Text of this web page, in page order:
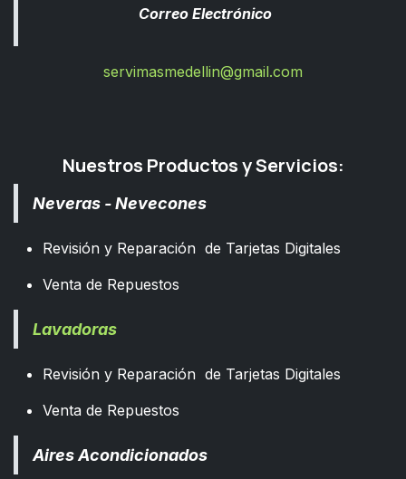
Correo Electrónico
servimasmedellin@gmail.com
Nuestros Productos y Servicios:
Neveras - Nevecones
Revisión y Reparación de Tarjetas Digitales
Venta de Repuestos
Lavadoras
Revisión y Reparación de Tarjetas Digitales
Venta de Repuestos
Aires Acondicionados